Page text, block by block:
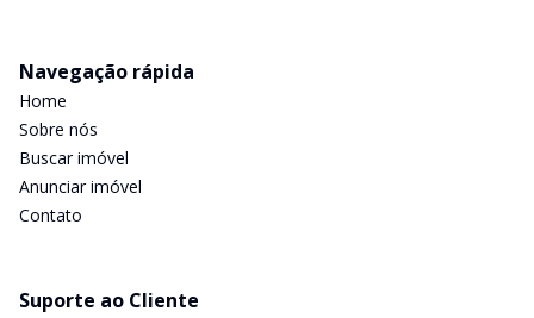
Navegação rápida
Home
Sobre nós
Buscar imóvel
Anunciar imóvel
Contato
Suporte ao Cliente